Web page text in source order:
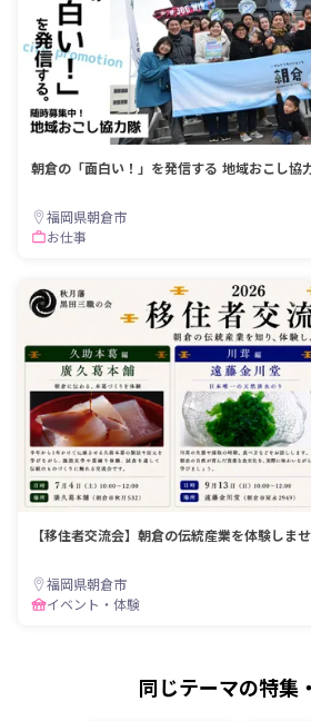
朝倉の「面白い！」を発信する 地域おこし協
福岡県朝倉市
お仕事
【移住者交流会】朝倉の伝統産業を体験しま
福岡県朝倉市
イベント・体験
同じテーマの特集